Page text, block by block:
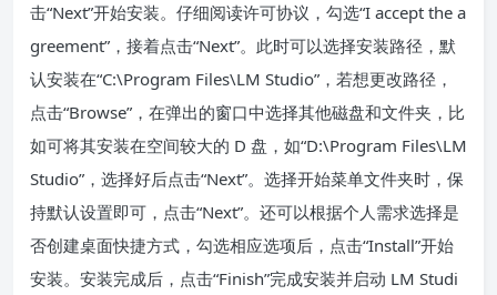
击“Next”开始安装。仔细阅读许可协议，勾选“I accept the a
greement”，接着点击“Next”。此时可以选择安装路径，默
认安装在“C:\Program Files\LM Studio”，若想更改路径，
点击“Browse”，在弹出的窗口中选择其他磁盘和文件夹，比
如可将其安装在空间较大的 D 盘，如“D:\Program Files\LM
Studio”，选择好后点击“Next”。选择开始菜单文件夹时，保
持默认设置即可，点击“Next”。还可以根据个人需求选择是
否创建桌面快捷方式，勾选相应选项后，点击“Install”开始
安装。安装完成后，点击“Finish”完成安装并启动 LM Studi